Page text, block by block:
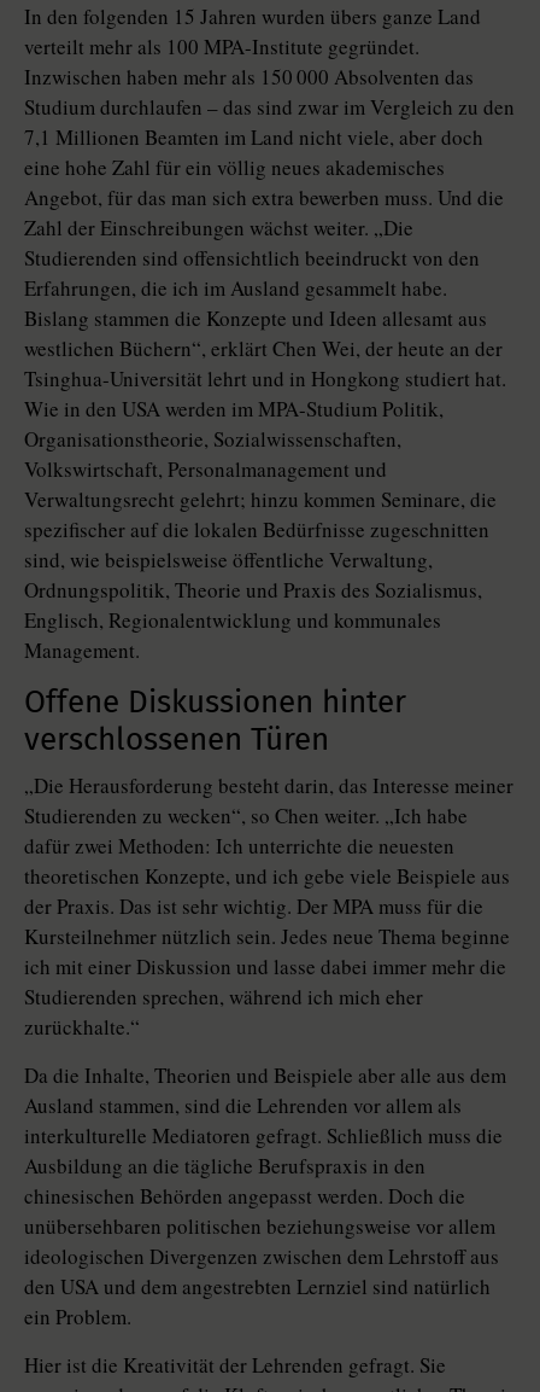
In den folgenden 15 Jahren wurden übers ganze Land
verteilt mehr als 100 MPA-Institute gegründet.
Inzwischen haben mehr als 150 000 Absolventen das
Studium durchlaufen – das sind zwar im Vergleich zu den
7,1 Millionen Beamten im Land nicht viele, aber doch
eine hohe Zahl für ein völlig neues akademisches
Angebot, für das man sich extra bewerben muss. Und die
Zahl der Einschreibungen wächst weiter. „Die
Studierenden sind offensichtlich beeindruckt von den
Erfahrungen, die ich im Ausland gesammelt habe.
Bislang stammen die Konzepte und Ideen allesamt aus
westlichen Büchern“, erklärt Chen Wei, der heute an der
Tsinghua-Universität lehrt und in Hongkong studiert hat.
Wie in den USA werden im MPA-Studium Politik,
Organisationstheorie, Sozialwissenschaften,
Volkswirtschaft, Personalmanagement und
Verwaltungsrecht gelehrt; hinzu kommen Seminare, die
spezifischer auf die lokalen Bedürfnisse zugeschnitten
sind, wie beispielsweise öffentliche Verwaltung,
Ordnungspolitik, Theorie und Praxis des Sozialismus,
Englisch, Regionalentwicklung und kommunales
Management.
Offene Diskussionen hinter
verschlossenen Türen
„Die Herausforderung besteht darin, das Interesse meiner
Studierenden zu wecken“, so Chen weiter. „Ich habe
dafür zwei Methoden: Ich unterrichte die neuesten
theoretischen Konzepte, und ich gebe viele Beispiele aus
der Praxis. Das ist sehr wichtig. Der MPA muss für die
Kursteilnehmer nützlich sein. Jedes neue Thema beginne
ich mit einer Diskussion und lasse dabei immer mehr die
Studierenden sprechen, während ich mich eher
zurückhalte.“
Da die Inhalte, Theorien und Beispiele aber alle aus dem
Ausland stammen, sind die Lehrenden vor allem als
interkulturelle Mediatoren gefragt. Schließlich muss die
Ausbildung an die tägliche Berufspraxis in den
chinesischen Behörden angepasst werden. Doch die
unübersehbaren politischen beziehungsweise vor allem
ideologischen Divergenzen zwischen dem Lehrstoff aus
den USA und dem angestrebten Lernziel sind natürlich
ein Problem.
Hier ist die Kreativität der Lehrenden gefragt. Sie